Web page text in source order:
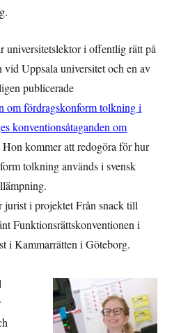
universitetslektor i offentlig rätt på
vid Uppsala universitet och en av
publicerade
om fördragskonform tolkning i
konventionsåtaganden om
Hon kommer att redogöra för hur
tolkning används i svensk
jurist i projektet Från snack till
Funktionsrättskonventionen i
i Kammarrätten i Göteborg.